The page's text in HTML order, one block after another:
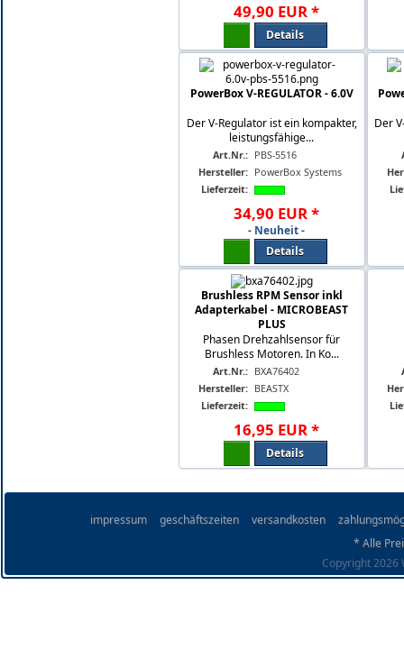
49,90 EUR*
Details
PowerBox V-REGULATOR - 6.0V
Der V-Regulator ist ein kompakter,
leistungsfähige...
Art.Nr.: PBS-5516
Hersteller: PowerBox Systems
Lieferzeit:
34,90 EUR*
- Neuheit -
Details
Der
Brushless RPM Sensor inkl
Adapterkabel - MICROBEAST
PLUS
Phasen Drehzahlsensor für
Brushless Motoren. In Ko...
Art.Nr.: BXA76402
Hersteller: BEASTX
Lieferzeit:
16,95 EUR*
Details
impressum geschäftszeiten versandkosten
* Alle
Copyright 2026